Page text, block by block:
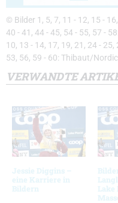
© Bilder 1, 5, 7, 11 - 12, 15 -
40 - 41, 44 - 45, 54 - 55, 57 -
10, 13 - 14, 17, 19, 21, 24 -
53, 56, 59 - 60: Thibaut/
VERWANDTE
Jessie Diggins –
eine Karriere in
Bildern
Lake